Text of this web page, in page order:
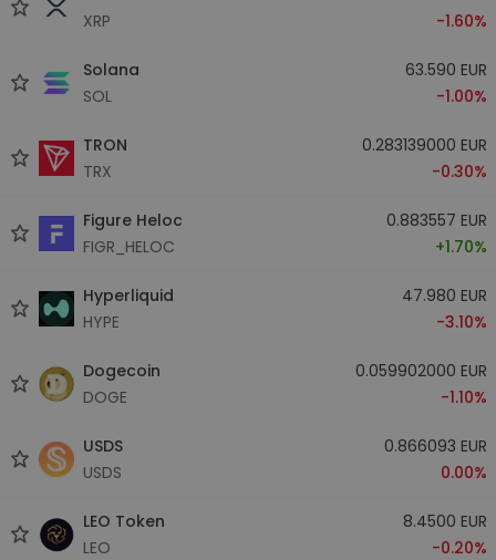
XRP
-1.60%
Solana
SOL
63.590 EUR
-1.00%
TRON
TRX
0.283139000 EUR
-0.30%
Figure Heloc
FIGR_HELOC
0.883557 EUR
+1.70%
Hyperliquid
HYPE
47.980 EUR
-3.10%
Dogecoin
DOGE
0.059902000 EUR
-1.10%
USDS
USDS
0.866093 EUR
0.00%
LEO Token
LEO
8.4500 EUR
-0.20%